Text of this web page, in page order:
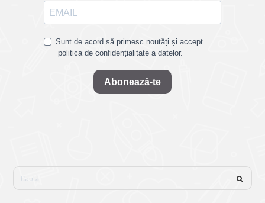
Sunt de acord să primesc noutăți și accept
politica de confidențialitate a datelor.
Abonează-te